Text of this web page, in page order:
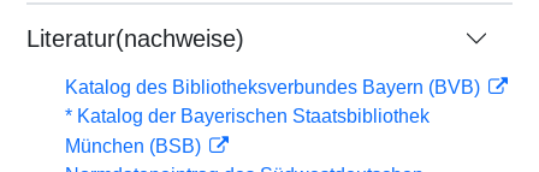
Literatur(nachweise)
Katalog des Bibliotheksverbundes Bayern (BVB)
* Katalog der Bayerischen Staatsbibliothek
München (BSB)